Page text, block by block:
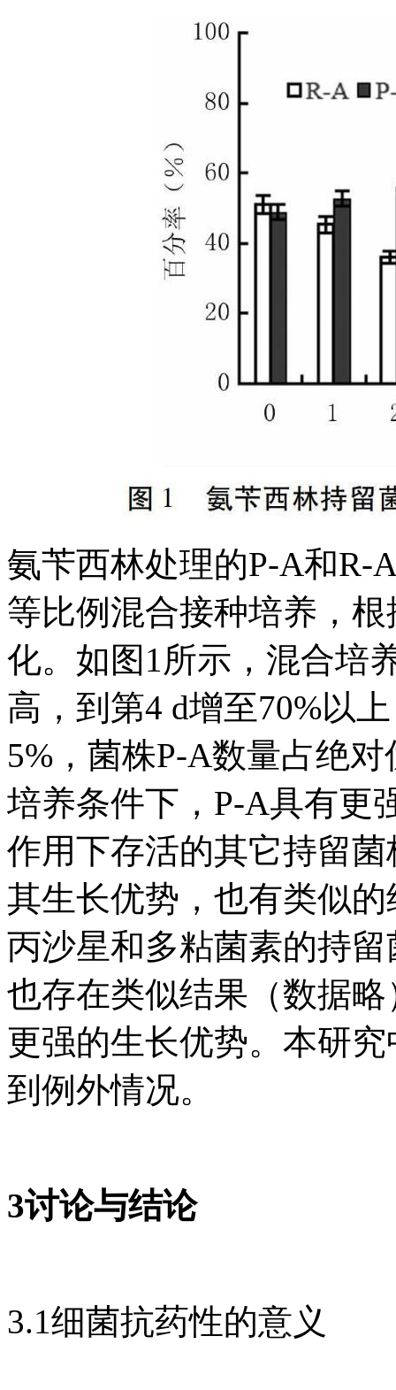
氨苄西林处理的P-A和R-
等比例混合接种培养，
化。如图1所示，混合培
高，到第4 d增至70%以
5%，菌株P-A数量占绝
培养条件下，P-A具有更
作用下存活的其它持留
其生长优势，也有类似
丙沙星和多粘菌素的持
也存在类似结果（数据
更强的生长优势。本研
到例外情况。
3讨论与结论
3.1细菌抗药性的意义